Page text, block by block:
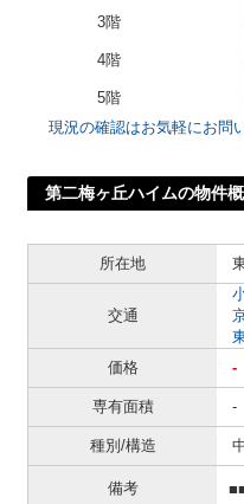
3階
4階
5階
現況の確認はお気軽にお問
第二梅ヶ丘ハイムの物件
所在地
交通
価格
-
専有面積 -
種別/構造
備考